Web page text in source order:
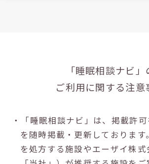
「睡眠相談ナビ」
ご利用に関する注意
・「睡眠相談ナビ」は、掲載許
を随時掲載・更新しております
を処方する施設やエーザイ株式